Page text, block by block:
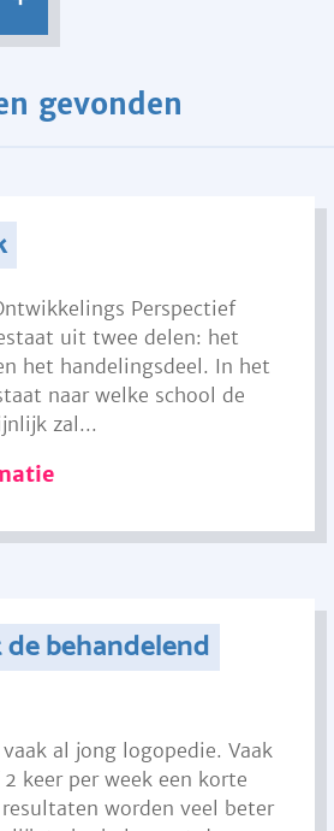
gevonden
Perspectief
uit twee delen: het
het handelingsdeel. In het
naar welke school de
zal...
behandelend
al jong logopedie. Vaak
keer per week een korte
worden veel beter